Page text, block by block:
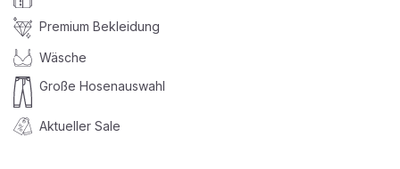
Premium Bekleidung
Wäsche
Große Hosenauswahl
Aktueller Sale